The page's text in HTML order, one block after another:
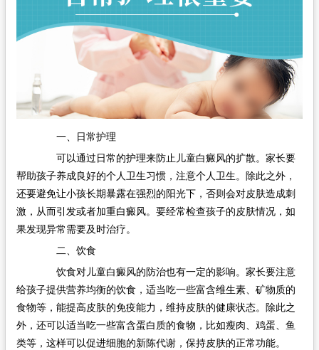
一、日常护理
可以通过日常的护理来防止儿童白癜风的扩散。家长要
帮助孩子养成良好的个人卫生习惯，注意个人卫生。除此之外，
还要避免让小孩长期暴露在强烈的阳光下，否则会对皮肤造成刺
激，从而引发或者加重白癜风。要经常检查孩子的皮肤情况，如
果发现异常需要及时治疗。
二、饮食
饮食对儿童白癜风的防治也有一定的影响。家长要注意
给孩子提供营养均衡的饮食，适当吃一些富含维生素、矿物质的
食物等，能提高皮肤的免疫能力，维持皮肤的健康状态。除此之
外，还可以适当吃一些富含蛋白质的食物，比如瘦肉、鸡蛋、鱼
类等，这样可以促进细胞的新陈代谢，保持皮肤的正常功能。